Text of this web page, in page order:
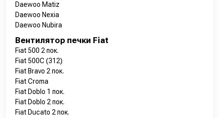
Daewoo Matiz
Daewoo Nexia
Daewoo Nubira
Вентилятор печки Fiat
Fiat 500 2 пок.
Fiat 500C (312)
Fiat Bravo 2 пок.
Fiat Croma
Fiat Doblo 1 пок.
Fiat Doblo 2 пок.
Fiat Ducato 2 пок.